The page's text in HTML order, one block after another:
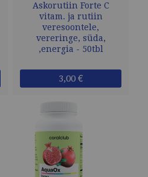
Askorutiin Forte C
vitam. ja rutiin
veresoontele,
vereringe, süda,
,energia - 50tbl
3,00 €